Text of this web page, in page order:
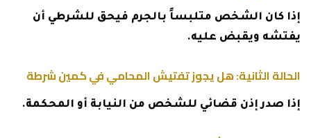
إذا كان الشخص متلبساً بالجرم فيحق للشرطي أن
يفتشه ويقبض عليه.
الحالة الثانية: هل يجوز تفتيش المحامي في كمين شرطة
إذا صدر إذن قضائي للشخص من النيابة أو المحكمة.